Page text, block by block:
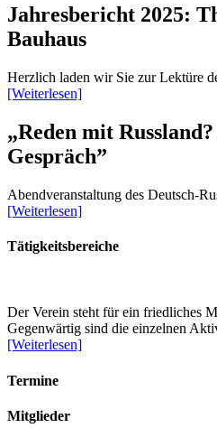
Jahresbericht 2025:
Bauhaus
Herzlich laden wir Sie zur Lektüre
[Weiterlesen]
„Reden mit
Gespräch”
Abendveranstaltung des Deutsch-
[Weiterlesen]
Tätigkeitsbereiche
Der Verein steht für ein friedliches
Gegenwärtig sind die einzelnen
[Weiterlesen]
Termine
Mitglieder